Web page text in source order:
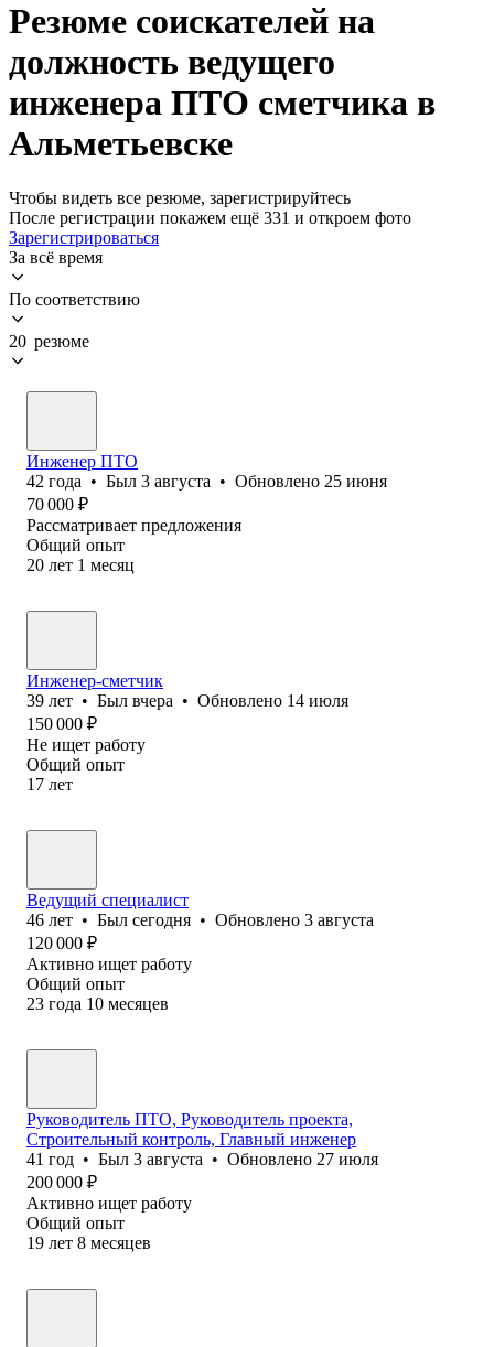
Резюме соискателей на
должность ведущего
инженера ПТО сметчика в
Альметьевске
Чтобы видеть все резюме, зарегистрируйтесь
После регистрации покажем ещё 331 и откроем фото
Зарегистрироваться
За всё время
По соответствию
20 резюме
Инженер ПТО
42 года • Был 3 августа • Обновлено 25 июня
70 000 ₽
Рассматривает предложения
Общий опыт
20 лет 1 месяц
Инженер-сметчик
39 лет • Был вчера • Обновлено 14 июля
150 000 ₽
Не ищет работу
Общий опыт
17 лет
Ведущий специалист
46 лет • Был сегодня • Обновлено 3 августа
120 000 ₽
Активно ищет работу
Общий опыт
23 года 10 месяцев
Руководитель ПТО, Руководитель проекта,
Строительный контроль, Главный инженер
41 год • Был 3 августа • Обновлено 27 июля
200 000 ₽
Активно ищет работу
Общий опыт
19 лет 8 месяцев